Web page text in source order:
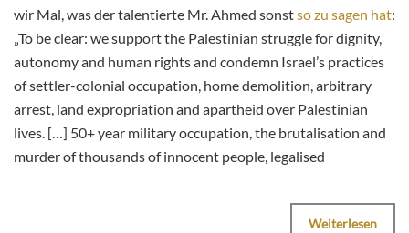
wir Mal, was der talentierte Mr. Ahmed sonstso zu sagen hat:
„To be clear: we support the Palestinian struggle for dignity,
autonomy and human rights and condemn Israel’s practices
of settler-colonial occupation, home demolition, arbitrary
arrest, land expropriation and apartheid over Palestinian
lives. […] 50+ year military occupation, the brutalisation and
murder of thousands of innocent people, legalised
Weiterlesen